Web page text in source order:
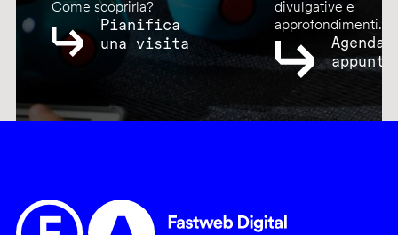
Come scoprirla?
Pianifica
una visita
divulgative e
approfondimenti.
Agenda